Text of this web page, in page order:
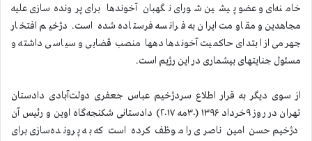
خامنه‌ای و عضو پیشین شورای نگهبان آخوندها برای پرونده‌سازی علیه
مجاهدین و مقاومت ایران به فرانسه فرستاده شده است. دژخیم افتخار
جهرمی از ابتدای حاکمیت آخوندها دهها منصب قضایی و سیاسی داشته و
مسئول جنایتهای بیشماری در این رژیم است.
از سوی دیگر به قرار اطلاع سردژخیم عباس جعفری دولت‌آبادی دادستان
تهران در روز ۹خرداد ۱۳۹۶ (۳۰مه ۲۰۱۷) دادستانی شکنجه‌گاه اوین و رئیس آن
دژخیم حسن امین ناصری را موظف کرده است که به پرونده‌سازی برای